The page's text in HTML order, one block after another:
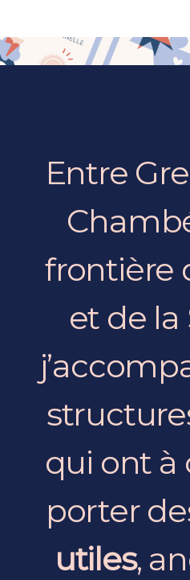
Entre
frontière
et de la
qui ont
porter
utiles,